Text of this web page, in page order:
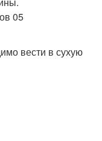
вести в сухую